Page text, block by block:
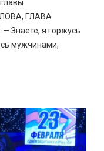
ГЛАВА
я горжусь
мужчинами,